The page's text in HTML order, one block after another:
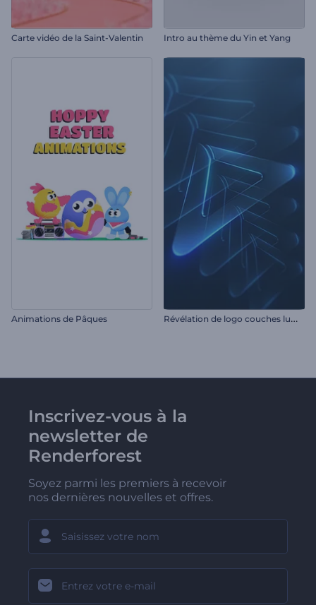
Carte vidéo de la Saint-Valentin Intro au thème du Yin et Yang
Animations de Pâques R
évélation de logo couches lumineuses
Inscrivez-vous à la
newsletter de
Renderforest
Soyez parmi les premiers à recevoir
nos dernières nouvelles et offres.